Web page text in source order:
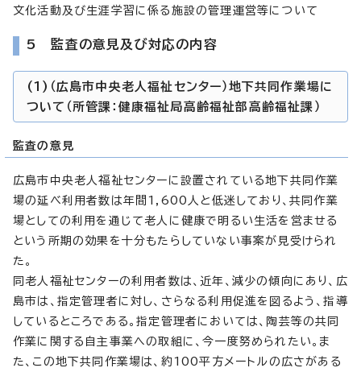
文化活動及び生涯学習に係る施設の管理運営等について
5 監査の意見及び対応の内容
(1)（広島市中央老人福祉センター）地下共同作業場に
ついて（所管課：健康福祉局高齢福祉部高齢福祉課）
監査の意見
広島市中央老人福祉センターに設置されている地下共同作業
場の延べ利用者数は年間1,600人と低迷しており、共同作業
場としての利用を通じて老人に健康で明るい生活を営ませる
という所期の効果を十分もたらしていない事案が見受けられ
た。
同老人福祉センターの利用者数は、近年、減少の傾向にあり、広
島市は、指定管理者に対し、さらなる利用促進を図るよう、指導
しているところである。指定管理者においては、陶芸等の共同
作業に関する自主事業への取組に、今一度努められたい。ま
た、この地下共同作業場は、約100平方メートルの広さがある